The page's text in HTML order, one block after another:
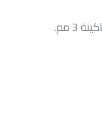
مم.